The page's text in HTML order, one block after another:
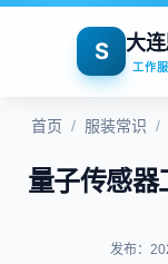
S 大
工作
首页 / 服装常识 /
量子传感器
发布：